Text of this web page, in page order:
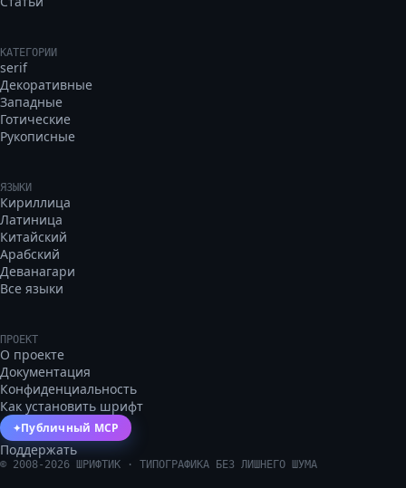
КАТЕГОРИИ
serif
Декоративные
Западные
Готические
Рукописные
ЯЗЫКИ
Кириллица
Латиница
Китайский
Арабский
Деванагари
Все языки
ПРОЕКТ
О проекте
Документация
Конфиденциальность
Как установить шрифт
✦Публичный MCP
Поддержать
© 2008- 2026 ШРИФТИК · ТИПОГРАФИКА БЕЗ ЛИШНЕГО ШУМА